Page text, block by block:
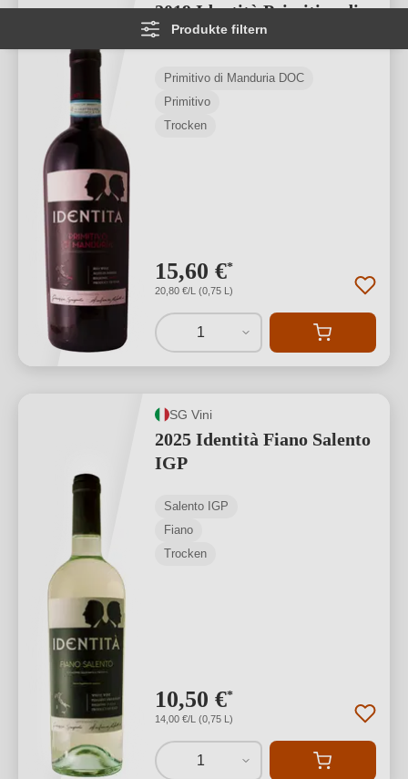
Produkte filtern
2019 Identità Primitivo di
Manduria DOC
Primitivo di Manduria DOC
Primitivo
Trocken
15,60 €*
20,80 €/L (0,75 L)
1
SG Vini
2025 Identità Fiano Salento
IGP
Salento IGP
Fiano
Trocken
10,50 €*
14,00 €/L (0,75 L)
1